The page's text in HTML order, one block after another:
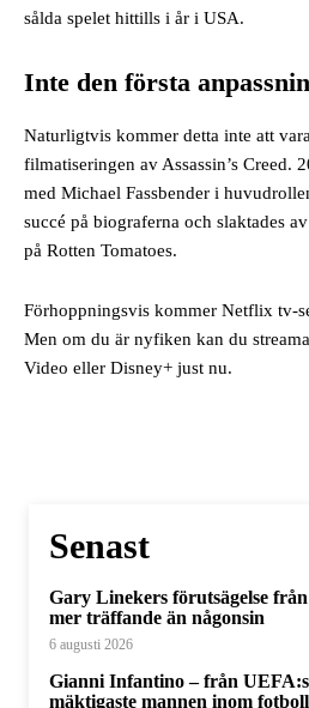
sålda spelet hittills i år i USA.
Inte den första
Naturligtvis kommer detta inte att
filmatiseringen av Assassin’s Creed.
med Michael Fassbender i
succé på biograferna och slaktades
på Rotten Tomatoes.
Förhoppningsvis kommer Netflix tv-
Men om du är nyfiken kan du
Video eller Disney+ just nu.
Senast
Gary Linekers förutsägelse
mer träffande än någonsin
6 augusti 2026
Gianni Infantino – från
mäktigaste mannen inom